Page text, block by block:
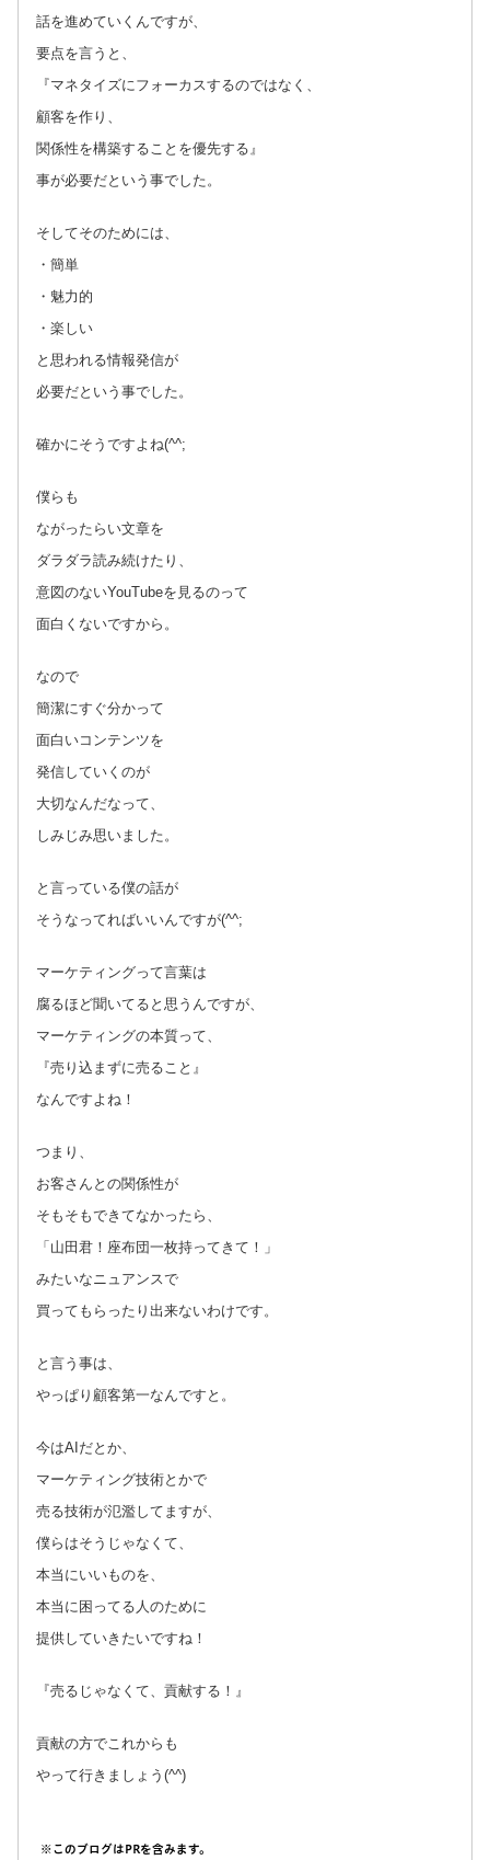
話を進めていくんですが、
要点を言うと、
『マネタイズにフォーカスするのではなく、
顧客を作り、
関係性を構築することを優先する』
事が必要だという事でした。
そしてそのためには、
・簡単
・魅力的
・楽しい
と思われる情報発信が
必要だという事でした。
確かにそうですよね(^^;
僕らも
ながったらい文章を
ダラダラ読み続けたり、
意図のないYouTubeを見るのって
面白くないですから。
なので
簡潔にすぐ分かって
面白いコンテンツを
発信していくのが
大切なんだなって、
しみじみ思いました。
と言っている僕の話が
そうなってればいいんですが(^^;
マーケティングって言葉は
腐るほど聞いてると思うんですが、
マーケティングの本質って、
『売り込まずに売ること』
なんですよね！
つまり、
お客さんとの関係性が
そもそもできてなかったら、
「山田君！座布団一枚持ってきて！」
みたいなニュアンスで
買ってもらったり出来ないわけです。
と言う事は、
やっぱり顧客第一なんですと。
今はAIだとか、
マーケティング技術とかで
売る技術が氾濫してますが、
僕らはそうじゃなくて、
本当にいいものを、
本当に困ってる人のために
提供していきたいですね！
『売るじゃなくて、貢献する！』
貢献の方でこれからも
やって行きましょう(^^)
※このブログはPRを含みます。